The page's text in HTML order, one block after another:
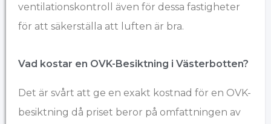
ventilationskontroll även för dessa fastigheter
för att säkerställa att luften är bra.
Vad kostar en OVK-Besiktning i Västerbotten?​
Det är svårt att ge en exakt kostnad för en OVK-
besiktning då priset beror på omfattningen av